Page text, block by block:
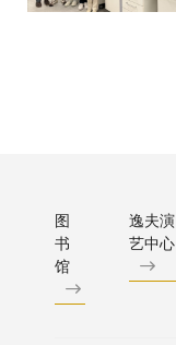
图
书
馆
逸夫演
艺中心